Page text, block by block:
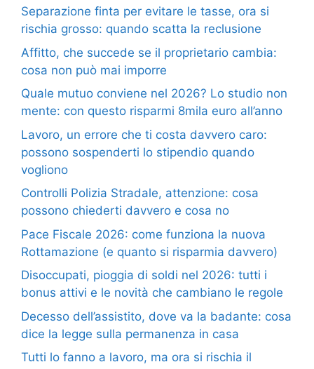
Separazione finta per evitare le tasse, ora si
rischia grosso: quando scatta la reclusione
Affitto, che succede se il proprietario cambia:
cosa non può mai imporre
Quale mutuo conviene nel 2026? Lo studio non
mente: con questo risparmi 8mila euro all’anno
Lavoro, un errore che ti costa davvero caro:
possono sospenderti lo stipendio quando
vogliono
Controlli Polizia Stradale, attenzione: cosa
possono chiederti davvero e cosa no
Pace Fiscale 2026: come funziona la nuova
Rottamazione (e quanto si risparmia davvero)
Disoccupati, pioggia di soldi nel 2026: tutti i
bonus attivi e le novità che cambiano le regole
Decesso dell’assistito, dove va la badante: cosa
dice la legge sulla permanenza in casa
Tutti lo fanno a lavoro, ma ora si rischia il